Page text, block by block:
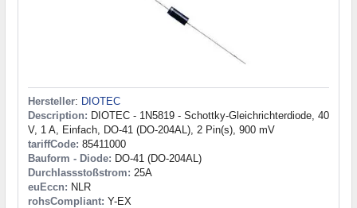
Hersteller: DIOTEC
Description: DIOTEC - 1N5819 - Schottky-Gleichrichterdiode, 40
V, 1 A, Einfach, DO-41 (DO-204AL), 2 Pin(s), 900 mV
tariffCode: 85411000
Bauform - Diode: DO-41 (DO-204AL)
Durchlassstoßstrom: 25A
euEccn: NLR
rohsCompliant: Y-EX